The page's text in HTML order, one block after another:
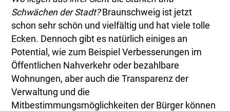
Schwächen der Stadt?Braunschweig ist jetzt
schon sehr schön und vielfältig und hat viele tolle
Ecken. Dennoch gibt es natürlich einiges an
Potential, wie zum Beispiel Verbesserungen im
Öffentlichen Nahverkehr oder bezahlbare
Wohnungen, aber auch die Transparenz der
Verwaltung und die
Mitbestimmungsmöglichkeiten der Bürger können